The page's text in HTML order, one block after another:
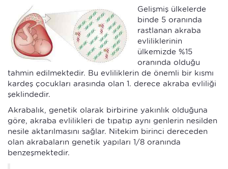
Gelişmiş ülkelerde
binde 5 oranında
rastlanan akraba
evliliklerinin
ülkemizde %15
oranında olduğu
tahmin edilmektedir. Bu evliliklerin de önemli bir kısmı
kardeş çocukları arasında olan 1. derece akraba evliliği
şeklindedir.
Akrabalık, genetik olarak birbirine yakınlık olduğuna
göre, akraba evlilikleri de tıpatıp aynı genlerin nesilden
nesile aktarılmasını sağlar. Nitekim birinci dereceden
olan akrabaların genetik yapıları 1/8 oranında
benzeşmektedir.